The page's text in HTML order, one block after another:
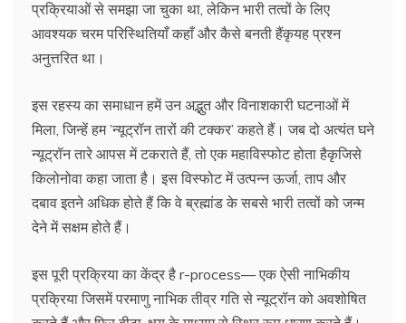
प्रक्रियाओं से समझा जा चुका था, लेकिन भारी तत्वों के लिए
आवश्यक चरम परिस्थितियाँ कहाँ और कैसे बनती हैंकृयह प्रश्न
अनुत्तरित था।
इस रहस्य का समाधान हमें उन अद्भुत और विनाशकारी घटनाओं में
मिला, जिन्हें हम ’न्यूट्रॉन तारों की टक्कर’ कहते हैं। जब दो अत्यंत घने
न्यूट्रॉन तारे आपस में टकराते हैं, तो एक महाविस्फोट होता हैकृजिसे
किलोनोवा कहा जाता है। इस विस्फोट में उत्पन्न ऊर्जा, ताप और
दबाव इतने अधिक होते हैं कि वे ब्रह्मांड के सबसे भारी तत्वों को जन्म
देने में सक्षम होते हैं।
इस पूरी प्रक्रिया का केंद्र है r-process— एक ऐसी नाभिकीय
प्रक्रिया जिसमें परमाणु नाभिक तीव्र गति से न्यूट्रॉन को अवशोषित